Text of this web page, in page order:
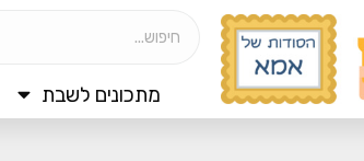
מתכונים לשבת